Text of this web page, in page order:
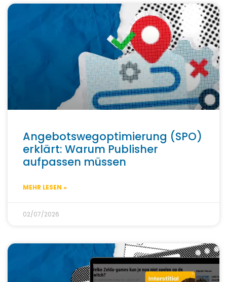
Angebotswegoptimierung (SPO)
erklärt: Warum Publisher
aufpassen müssen
MEHR LESEN »
02/07/2026